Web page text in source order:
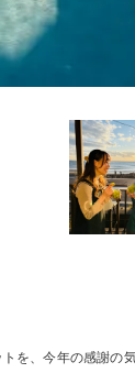
を、今年の感謝の